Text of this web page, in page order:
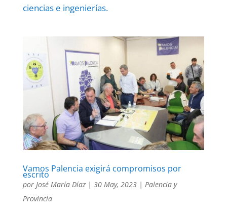
ciencias e ingenierías.
Vamos Palencia exigirá compromisos por
escrito
por José María Díaz| 30 May, 2023| Palencia y
Provincia